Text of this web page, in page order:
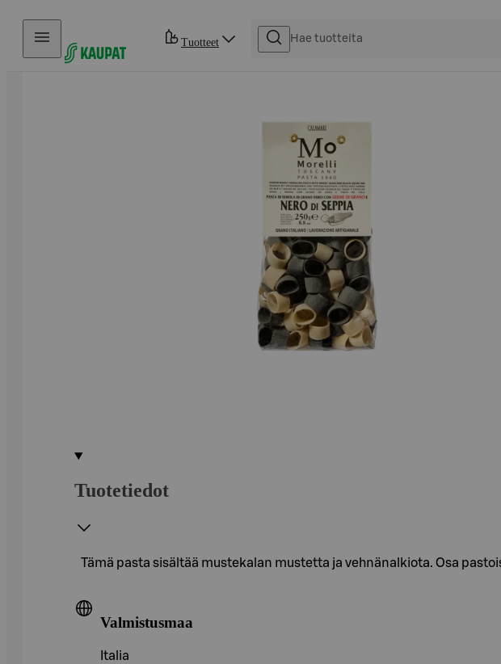
Hyppää sisältöön
Tuotteet
Tuotetiedot
Tämä pasta sisältää mustekalan mustetta ja vehnänalkiota. Osa
Valmistusmaa
Italia